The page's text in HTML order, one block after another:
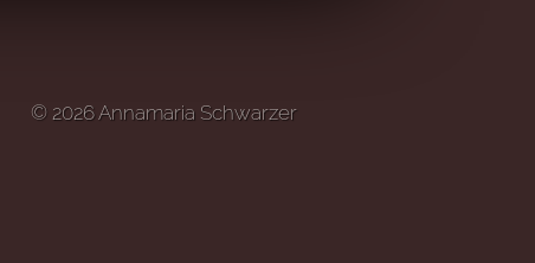
© 2026 Annamaria Schwarzer